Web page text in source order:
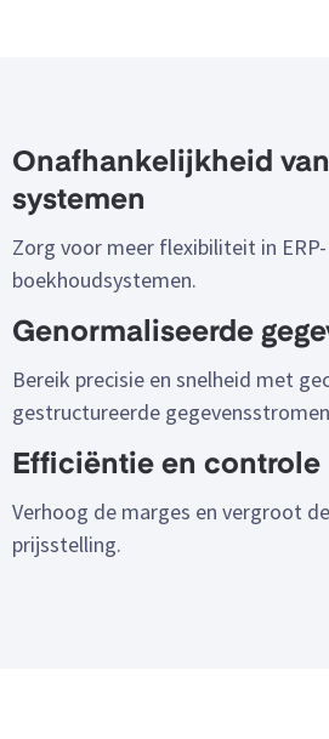
Onafhankelijkheid van
systemen
Zorg voor meer flexibiliteit in ERP-
boekhoudsystemen.
Genormaliseerde
Bereik precisie en snelheid met
gestructureerde
Efficiëntie en controle
Verhoog de marges en vergroot
prijsstelling.